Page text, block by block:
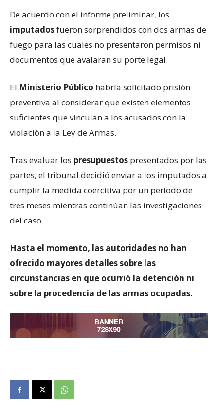
De acuerdo con el informe preliminar, los
imputadosfueron sorprendidos con dos armas de
fuego para las cuales no presentaron permisos ni
documentos que avalaran su porte legal.
El Ministerio Público habría solicitado prisión
preventiva al considerar que existen elementos
suficientes que vinculan a los acusados con la
violación a la Ley de Armas.
Tras evaluar los presupuestos presentados por las
partes, el tribunal decidió enviar a los imputados a
cumplir la medida coercitiva por un período de
tres meses mientras continúan las investigaciones
del caso.
Hasta el momento, las autoridades no han
ofrecido mayores detalles sobre las
circunstancias en que ocurrió la detención ni
sobre la procedencia de las armas ocupadas.